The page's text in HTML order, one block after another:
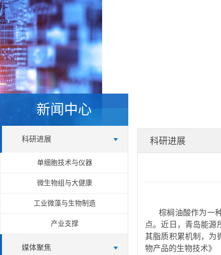
新闻中心
科研进展
单细胞技术与仪器
微生物组与大健康
工业微藻与生物制造
产业支撑
媒体聚焦
科研进展
棕榈油酸作为一
点。近日，青岛能源
其脂质积累机制，为
物产品的生物技术》